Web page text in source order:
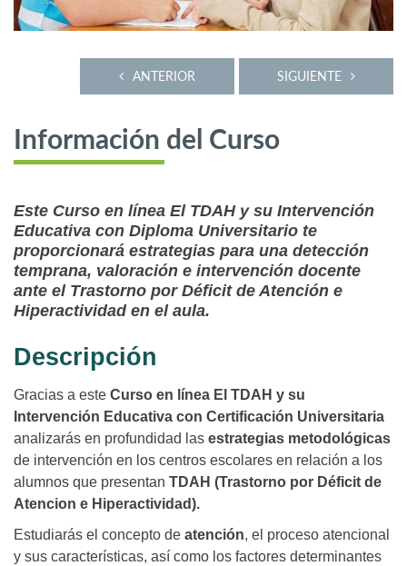
SIGUIENTE
ANTERIOR
Información del Curso
Este Curso en línea El TDAH y su Intervención
Educativa con Diploma Universitario te
proporcionará estrategias para una detección
temprana, valoración e intervención docente
ante el Trastorno por Déficit de Atención e
Hiperactividad en el aula.
Descripción
Gracias a este Curso en línea El TDAH y su
Intervención Educativa con Certificación Universitaria
analizarás en profundidad las estrategias metodológicas
de intervención en los centros escolares en relación a los
alumnos que presentan TDAH (Trastorno por Déficit de
Atencion e Hiperactividad).
Estudiarás el concepto de atención, el proceso atencional
y sus características, así como los factores determinantes